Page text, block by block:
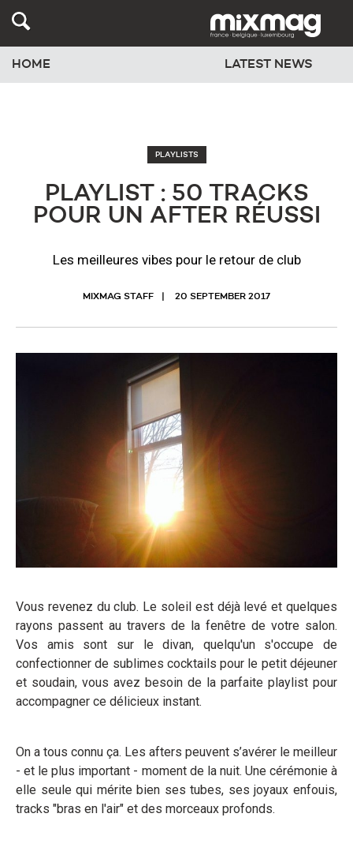
HOME LATEST NEWS
PLAYLISTS
PLAYLIST : 50 TRACKS
POUR UN AFTER RÉUSSI
Les meilleures vibes pour le retour de club
MIXMAG STAFF 20 SEPTEMBER 2017
Vous revenez du club. Le soleil est déjà levé et quelques
rayons passent au travers de la fenêtre de votre salon.
Vos amis sont sur le divan, quelqu'un s'occupe de
confectionner de sublimes cocktails pour le petit déjeuner
et soudain, vous avez besoin de la parfaite playlist pour
accompagner ce délicieux instant.
On a tous connu ça. Les afters peuvent s’avérer le meilleur
- et le plus important - moment de la nuit. Une cérémonie à
elle seule qui mérite bien ses tubes, ses joyaux enfouis,
tracks "bras en l'air" et des morceaux profonds.